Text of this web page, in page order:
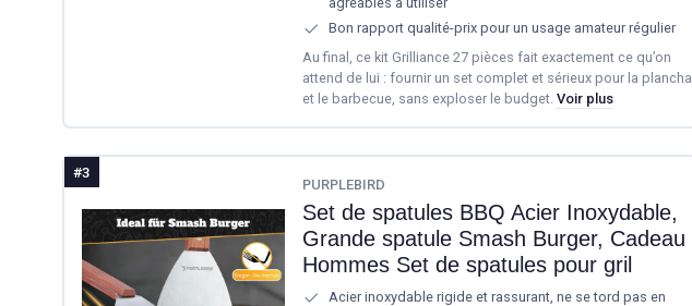
Bon rapport qualité-prix pour un usage amateur régulier
Au final, ce kit Grilliance 27 pièces fait exactement ce qu’on
attend de lui : fournir un set complet et sérieux pour la plancha
et le barbecue, sans exploser le budget. Voir plus
#3
PURPLEBIRD
Set de spatules BBQ Acier Inoxydable,
Grande spatule Smash Burger, Cadeau
Hommes Set de spatules pour gril
Acier inoxydable rigide et rassurant, ne se tord pas en